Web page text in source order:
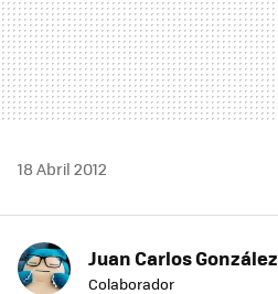
18 Abril 2012
Juan Carlos González
Colaborador